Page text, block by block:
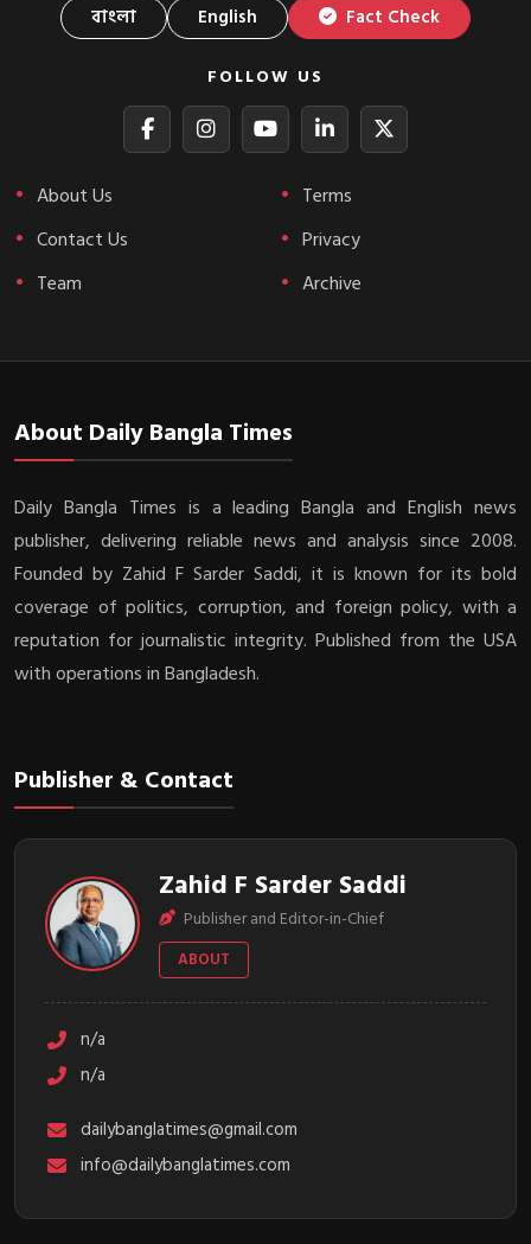
বাংলা English Fact Check
FOLLOW US
About Us
Contact Us
Team
Terms
Privacy
Archive
About Daily Bangla Times
Daily Bangla Times is a leading Bangla and English news
publisher, delivering reliable news and analysis since 2008.
Founded by Zahid F Sarder Saddi, it is known for its bold
coverage of politics, corruption, and foreign policy, with a
reputation for journalistic integrity. Published from the USA
with operations in Bangladesh.
Publisher & Contact
Zahid F Sarder Saddi
Publisher and Editor-in-Chief
ABOUT
n/a
n/a
dailybanglatimes@gmail.com
info@dailybanglatimes.com